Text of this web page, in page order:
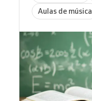
Aulas de música